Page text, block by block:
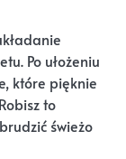
Po ułożeniu
które pięknie
to
świeżo